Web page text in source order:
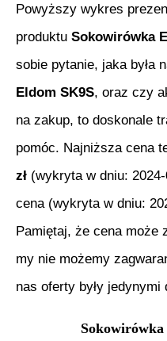
Powyższy wykres
produktu Sokowirówka
sobie pytanie, jaka była
Eldom SK9S, oraz czy
na zakup, to doskonale
pomóc. Najniższa cena
zł (wykryta w dniu:
cena (wykryta w dniu:
Pamiętaj, że cena może
my nie możemy
nas oferty były